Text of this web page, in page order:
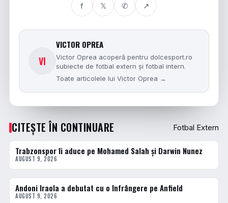
f 𝕏 ✆ ↗
VI
VICTOR OPREA
Victor Oprea acoperă pentru dolcesport.ro
subiecte de fotbal extern și fotbal intern.
Toate articolele lui Victor Oprea →
CITEȘTE ÎN CONTINUARE Fotbal Extern
FOTBAL EXTERN
Trabzonspor îi aduce pe Mohamed Salah și Darwin Nunez
AUGUST 9, 2026
FOTBAL EXTERN
Andoni Iraola a debutat cu o înfrângere pe Anfield
AUGUST 9, 2026